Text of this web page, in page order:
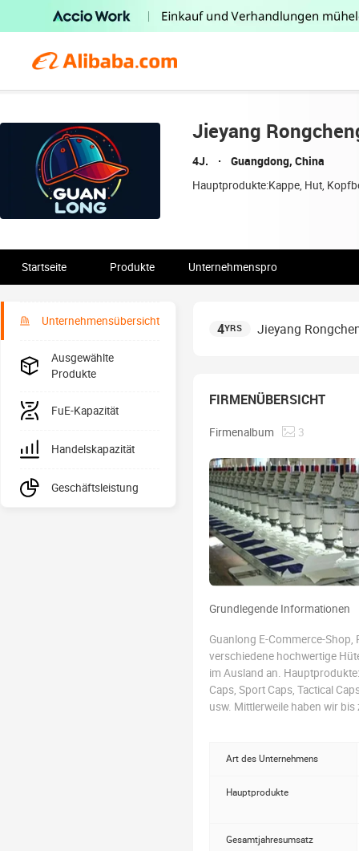
Jieyang
4J. Guangdong, China
Hauptprodukte:Kappe, Hut,
Startseite Produkte Unternehmensprofil
Unternehmensübersicht
Ausgewählte
Produkte
FuE-Kapazität
Handelskapazität
Geschäftsleistung
4YRS Jieyang
FIRMENÜBERSICHT
Firmenalbum 3
Grundlegende Informationen
Guanlong E-Commerce-Shop,
verschiedene hochwertige
im Ausland an.
Caps, Sport Caps, Tactical
usw. Mittlerweile haben wir
Stickmaschinen, 20
angemessene Preise und
Art des Unternehmens
Hauptprodukte
Gesamtjahresumsatz